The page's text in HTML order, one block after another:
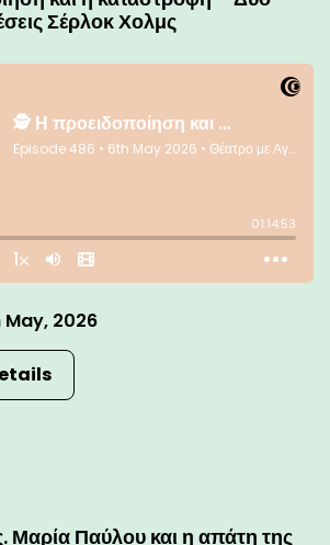
Σέρλοκ Χολμς
May, 2026
Παύλου και η απάτη της